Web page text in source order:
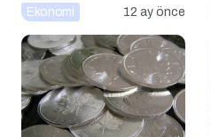
Tıkanıklığı Rehberi!
Ekonomi 12 ay önce